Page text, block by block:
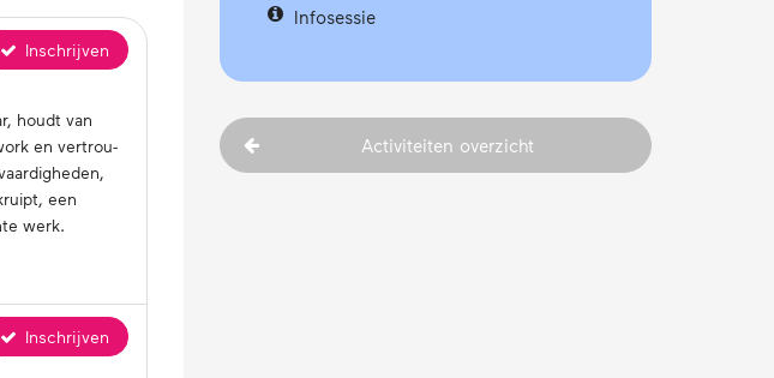
Infosessie
Activiteiten overzicht
Inschrijven
houdt van
en ver­trou­
een
werk.
Inschrijven